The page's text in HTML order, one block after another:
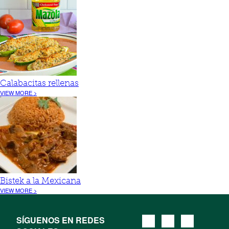
Calabacitas rellenas
VIEW MORE >
Bistek a la Mexicana
VIEW MORE >
SÍGUENOS EN REDES